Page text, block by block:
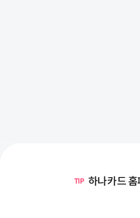
TIP 하나카드